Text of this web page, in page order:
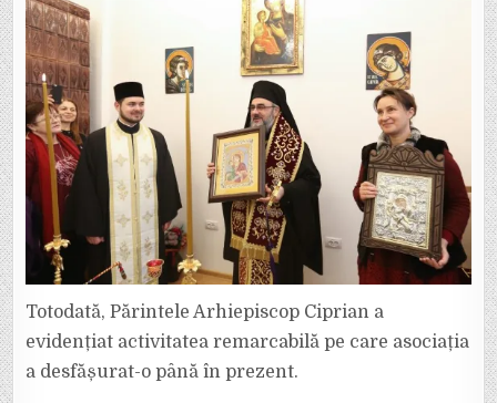
Totodată, Părintele Arhiepiscop Ciprian a
evidențiat activitatea remarcabilă pe care asociația
a desfășurat-o până în prezent.